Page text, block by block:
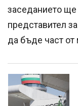
заседанието
представител
да бъде част